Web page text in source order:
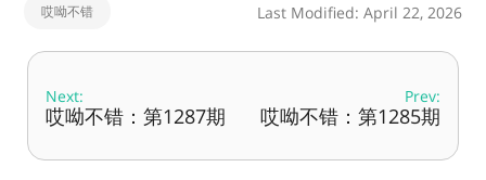
哎呦不错 Last Modified: April 22, 2026
Next:
哎呦不错：第1287期
Prev:
哎呦不错：第1285期